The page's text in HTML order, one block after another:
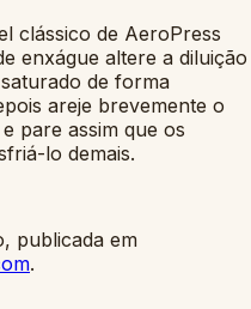
clássico de AeroPress
enxágue altere a diluição
de forma
areje brevemente o
pare assim que os
lo demais.
publicada em
.